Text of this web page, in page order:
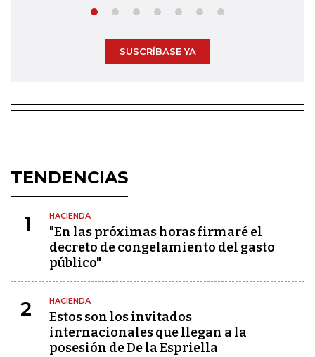
SUSCRÍBASE YA
TENDENCIAS
1 HACIENDA
"En las próximas horas firmaré el
decreto de congelamiento del gasto
público"
2 HACIENDA
Estos son los invitados
internacionales que llegan a la
posesión de De la Espriella